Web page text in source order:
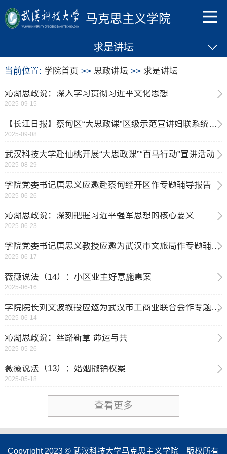
马克思主义学院
求是讲坛
当前位置: 学院首页 >> 思政讲坛 >> 求是讲坛
沁湖思政说：深入学习贯彻习近平文化思想
2025-09-15
【长江日报】蔡甸区“大思政课”区级示范宣讲妇联系统专场开讲
2025-09-08
武汉科技大学赴仙桃开展“大思政课”“百马行动”宣讲活动
2025-08-29
学院党委书记唐忠义应邀赴蔡甸经开区作专题辅导报告
2025-06-26
沁湖思政说：深刻把握习近平强军思想的核心要义
2025-06-23
学院党委书记唐忠义教授应邀为武汉市文旅局作专题辅导报告
2025-06-17
薇薇说法（14）：小区业主好意施惠案
2025-06-16
学院院长刘文波教授应邀为武汉市工商业联合会作专题辅导报告
2025-06-14
沁湖思政说：丝路新章 命运与共
2025-05-26
薇薇说法（13）：婚姻撤销权案
2025-05-18
查看更多
Copyright 2023 © 武汉科技大学马克思主义学院 版权所有